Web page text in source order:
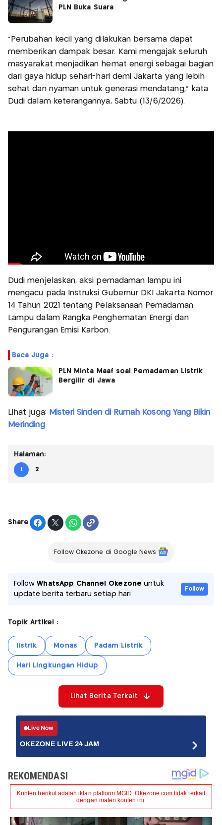
PLN Buka Suara
"Perubahan kecil yang dilakukan bersama dapat
memberikan dampak besar. Kami mengajak seluruh
masyarakat menjadikan hemat energi sebagai bagian
dari gaya hidup sehari-hari demi Jakarta yang lebih
sehat dan nyaman untuk generasi mendatang," kata
Dudi dalam keterangannya, Sabtu (13/6/2026).
Dudi menjelaskan, aksi pemadaman lampu ini
mengacu pada Instruksi Gubernur DKI Jakarta Nomor
14 Tahun 2021 tentang Pelaksanaan Pemadaman
Lampu dalam Rangka Penghematan Energi dan
Pengurangan Emisi Karbon.
Baca Juga :
PLN Minta Maaf soal Pemadaman Listrik
Bergilir di Jawa
Lihat juga: Misteri Sinden di Rumah Kosong Yang Bikin
Merinding
Halaman:
1 2
Share
Follow Okezone di Google News
FollowWhatsApp Channel Okezone untuk
update berita terbaru setiap hari
Follow
Topik Artikel :
listrik Monas Padam Listrik
Hari Lingkungan Hidup
Lihat Berita Terkait
Live Now
OKEZONE LIVE 24 JAM